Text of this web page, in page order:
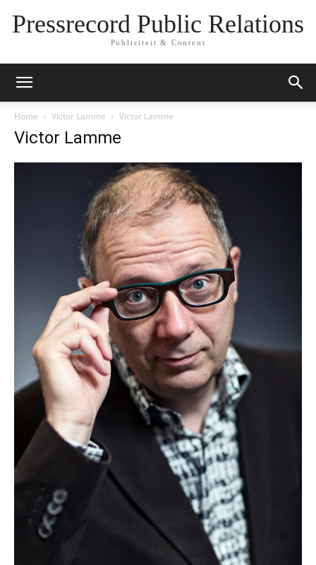
Pressrecord Public Relations
Publiciteit & Content
Home Victor Lamme Victor Lamme
Victor Lamme